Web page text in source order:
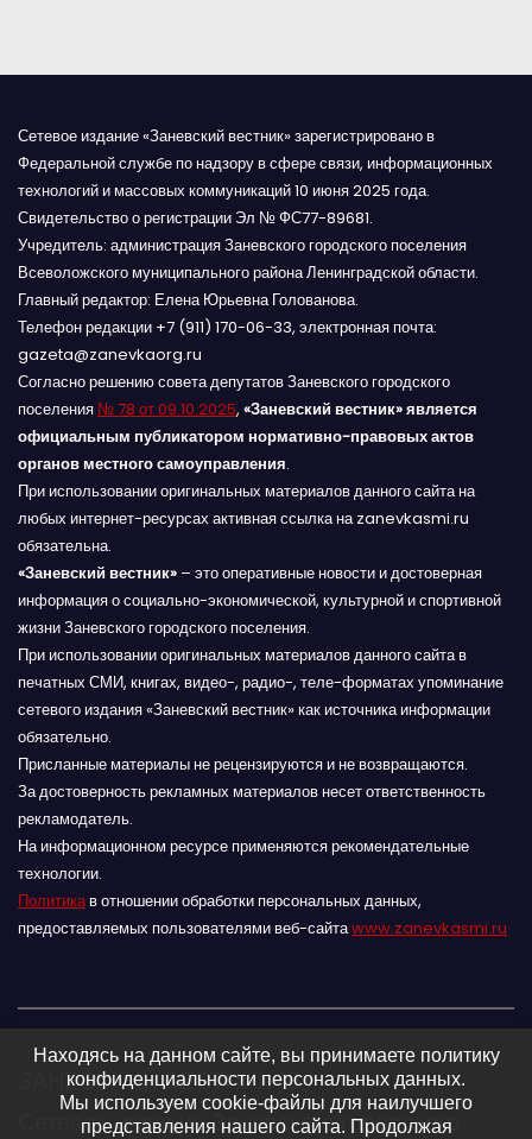
Сетевое издание «Заневский вестник» зарегистрировано в
Федеральной службе по надзору в сфере связи, информационных
технологий и массовых коммуникаций 10 июня 2025 года.
Свидетельство о регистрации Эл № ФС77-89681.
Учредитель: администрация Заневского городского поселения
Всеволожского муниципального района Ленинградской области.
Главный редактор: Елена Юрьевна Голованова.
Телефон редакции +7 (911) 170-06-33, электронная почта:
gazeta@zanevkaorg.ru
Согласно решению совета депутатов Заневского городского
поселения № 78 от 09.10.2025, «Заневский вестник» является
официальным публикатором нормативно-правовых актов
органов местного самоуправления.
При использовании оригинальных материалов данного сайта на
любых интернет-ресурсах активная ссылка на zanevkasmi.ru
обязательна.
«Заневский вестник» – это оперативные новости и достоверная
информация о социально-экономической, культурной и спортивной
жизни Заневского городского поселения.
При использовании оригинальных материалов данного сайта в
печатных СМИ, книгах, видео-, радио-, теле-форматах упоминание
сетевого издания «Заневский вестник» как источника информации
обязательно.
Присланные материалы не рецензируются и не возвращаются.
За достоверность рекламных материалов несет ответственность
рекламодатель.
На информационном ресурсе применяются рекомендательные
технологии.
Политикав отношении обработки персональных данных,
предоставляемых пользователями веб-сайтаwww.zanevkasmi.ru
ЗАНЕВСКИЙ ВЕСТНИК 16+
Сетевое издание Заневского городского
Находясь на данном сайте, вы принимаете политику
конфиденциальности персональных данных.
Мы используем cookie-файлы для наилучшего
представления нашего сайта. Продолжая